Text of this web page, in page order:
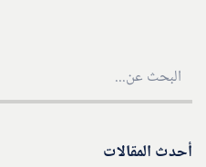
أحدث المقالات